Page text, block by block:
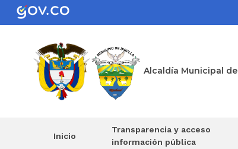
Alcaldía Municipal de
Inicio
Transparencia y acceso
información pública